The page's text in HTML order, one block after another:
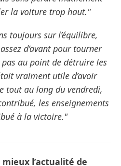
la voiture trop haut."
toujours sur l’équilibre,
d’avant pour tourner
au point de détruire les
vraiment utile d’avoir
tout au long du vendredi,
les enseignements
à la victoire."
l’actualité de